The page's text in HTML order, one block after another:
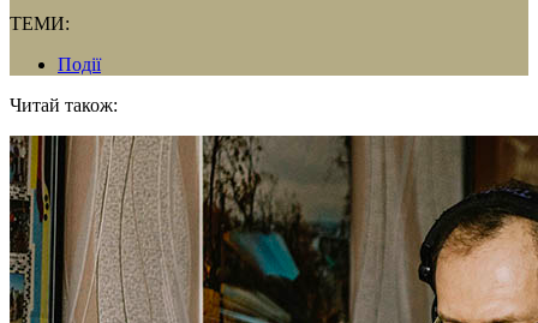
ТЕМИ:
Події
Читай також: